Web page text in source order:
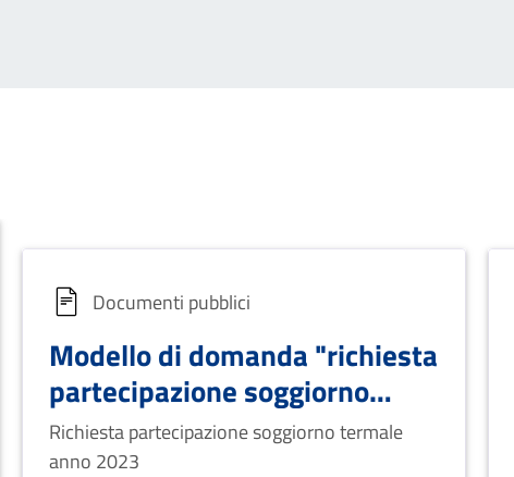
Documenti pubblici
Modello di domanda "richiesta
partecipazione soggiorno
termale anno 2023"
Richiesta partecipazione soggiorno termale
anno 2023